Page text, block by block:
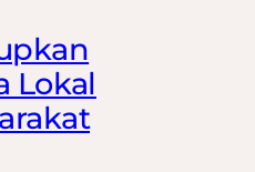
Lokal